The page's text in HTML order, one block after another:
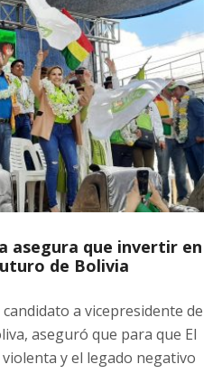
asegura que invertir en
de Bolivia
a vicepresidente de
aseguró que para que El
y el legado negativo